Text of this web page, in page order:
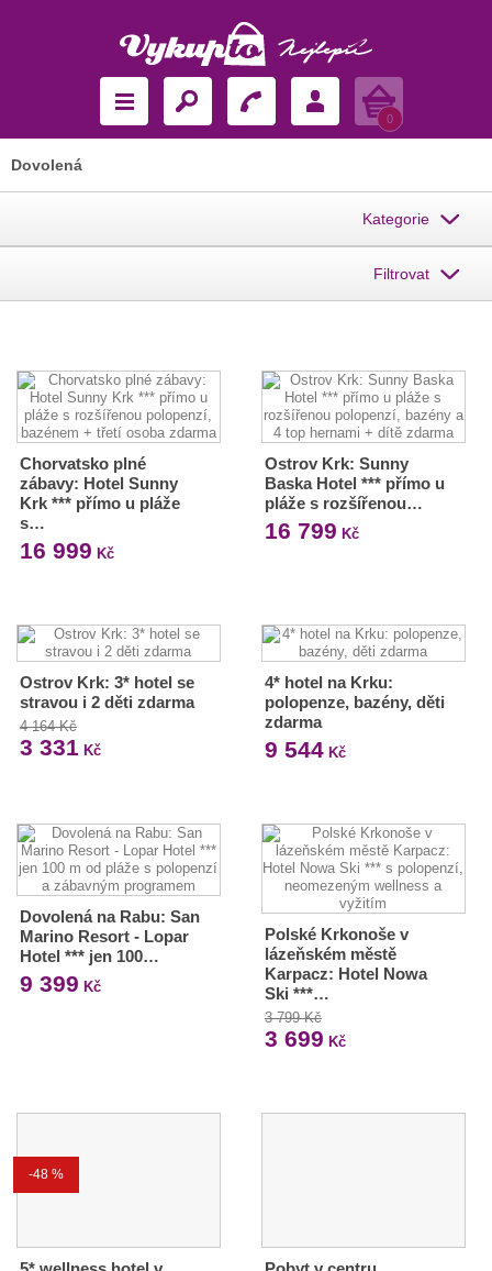
Košík
0
Dovolená
Kategorie
Filtrovat
Chorvatsko plné
zábavy: Hotel Sunny
Krk *** přímo u pláže
s…
16 999 Kč
Ostrov Krk: Sunny
Baska Hotel *** přímo u
pláže s rozšířenou…
16 799 Kč
Ostrov Krk: 3* hotel se
stravou i 2 děti zdarma
4 164 Kč
3 331 Kč
4* hotel na Krku:
polopenze, bazény, děti
zdarma
9 544Kč
Dovolená na Rabu: San
Marino Resort - Lopar
Hotel *** jen 100…
9 399 Kč
Polské Krkonoše v
lázeňském městě
Karpacz: Hotel Nowa
Ski ***…
3 799 Kč
3 699 Kč
-48 %